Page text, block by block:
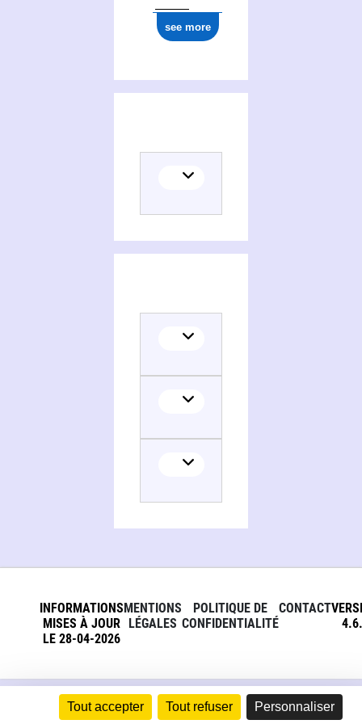
Tout accepter Tout refuser Personnaliser
see more
INFORMATIONS
MISES À JOUR
LE 28-04-2026
MENTIONS
LÉGALES
POLITIQUE DE
CONFIDENTIALITÉ
CONTACT